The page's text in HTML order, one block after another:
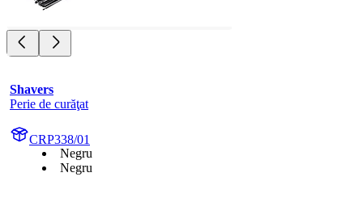
Shavers
Perie de curăţat
CRP338/01
Negru
Negru